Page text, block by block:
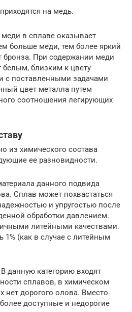
на медь.
в сплаве оказывает
больше меди, тем более яркий
бронза. При содержании меди
белым, близким к цвету
с поставленными задачами
цвет металла путем
соотношения легирующих
из химического состава
ее разновидности.
данного подвида
Сплав может похвастаться
и упругостью после
обработки давлением.
литейными качествами.
1% (как в случае с литейным
данную категорию входят
сплавов, в химическом
нет дорогого олова. Вместо
доступные и недорогие